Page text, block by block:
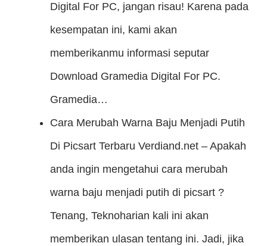
Digital For PC, jangan risau! Karena pada
kesempatan ini, kami akan
memberikanmu informasi seputar
Download Gramedia Digital For PC.
Gramedia…
Cara Merubah Warna Baju Menjadi Putih
Di Picsart Terbaru Verdiand.net – Apakah
anda ingin mengetahui cara merubah
warna baju menjadi putih di picsart ?
Tenang, Teknoharian kali ini akan
memberikan ulasan tentang ini. Jadi, jika